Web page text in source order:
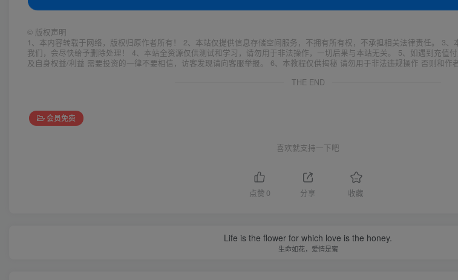
© 版权声明
1、本内容转载于网络，版权归原作者所有！ 2、本站仅提供信息存储空间服务，不拥有所有权，不承担相关法律责任。 3
我们，会尽快给予删除处理！ 4、本站全资源仅供测试和学习，请勿用于非法操作，一切后果与本站无关。 5、如遇到充值
及自身权益/利益 需要投资的一律不要相信，访客发现请向客服举报。 6、本教程仅供揭秘 请勿用于非法违规操作 否则和作
THE END
会员免费
喜欢就支持一下吧
点赞 0 分享 收藏
Life is the flower for which love is the honey.
生命如花，爱情是蜜